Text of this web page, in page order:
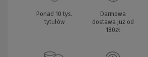
Ponad 10 tys.
tytułów
Darmowa
dostawa już od
180zł